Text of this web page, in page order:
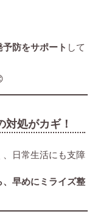
防をサポート して
処がカギ！
日常生活にも支障
早めにミライズ整